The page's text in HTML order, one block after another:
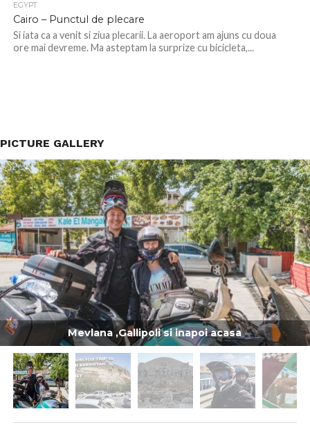
EGYPT
Cairo – Punctul de plecare
Si iata ca a venit si ziua plecarii. La aeroport am ajuns cu doua
ore mai devreme. Ma asteptam la surprize cu bicicleta,...
PICTURE GALLERY
Mevlana ,Gallipoli si inapoi acasa